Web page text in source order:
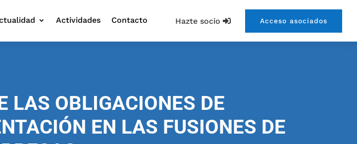
Hazte socio Acceso asociados
Actividades Contacto
LAS OBLIGACIONES DE
EN LAS FUSIONES DE